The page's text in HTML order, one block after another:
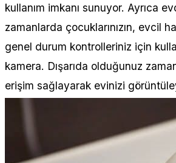
kullanım imkanı sunuyor. Ayrıca
zamanlarda çocuklarınızın, evcil
genel durum kontrolleriniz için
kamera. Dışarıda olduğunuz
erişim sağlayarak evinizi